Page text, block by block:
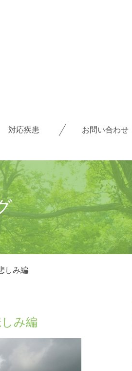
対応疾患 お問い合わせ
くある質問
養の手引き
害年金の相談
しみ編
み編